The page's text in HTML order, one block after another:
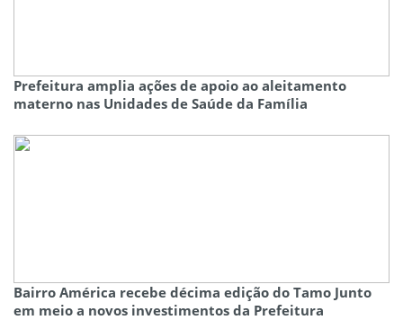
Prefeitura amplia ações de apoio ao aleitamento
materno nas Unidades de Saúde da Família
Bairro América recebe décima edição do Tamo Junto
em meio a novos investimentos da Prefeitura